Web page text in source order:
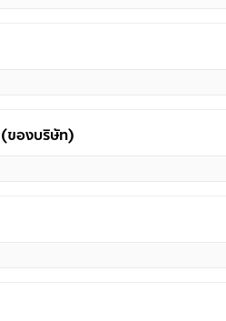
(ของบริษัท)